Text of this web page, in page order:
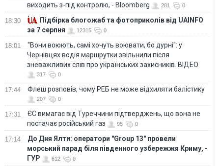
виходить з-під контролю, - Bloomberg
281 0
18:30
Підбірка блогожаб та фотоприколів від UAINFO
за 7 серпня
12315 0
18:01
"Вони воюють, самі хочуть воювати, бо дурні": у
Чернівцях водія маршрутки звільнили після
зневажливих слів про українських захисників. ВІДЕО
317 0
17:44 Флеш розповів, чому РЕБ не може відхиляти балістику
207 0
17:31
ЄС вимагає від Туреччини підтверджень, що вона не
постачає російський газ
95 0
17:14
До Дня Ялти: оператори "Group 13" провели
морський парад біля південного узбережжя Криму, -
ГУР
612 0